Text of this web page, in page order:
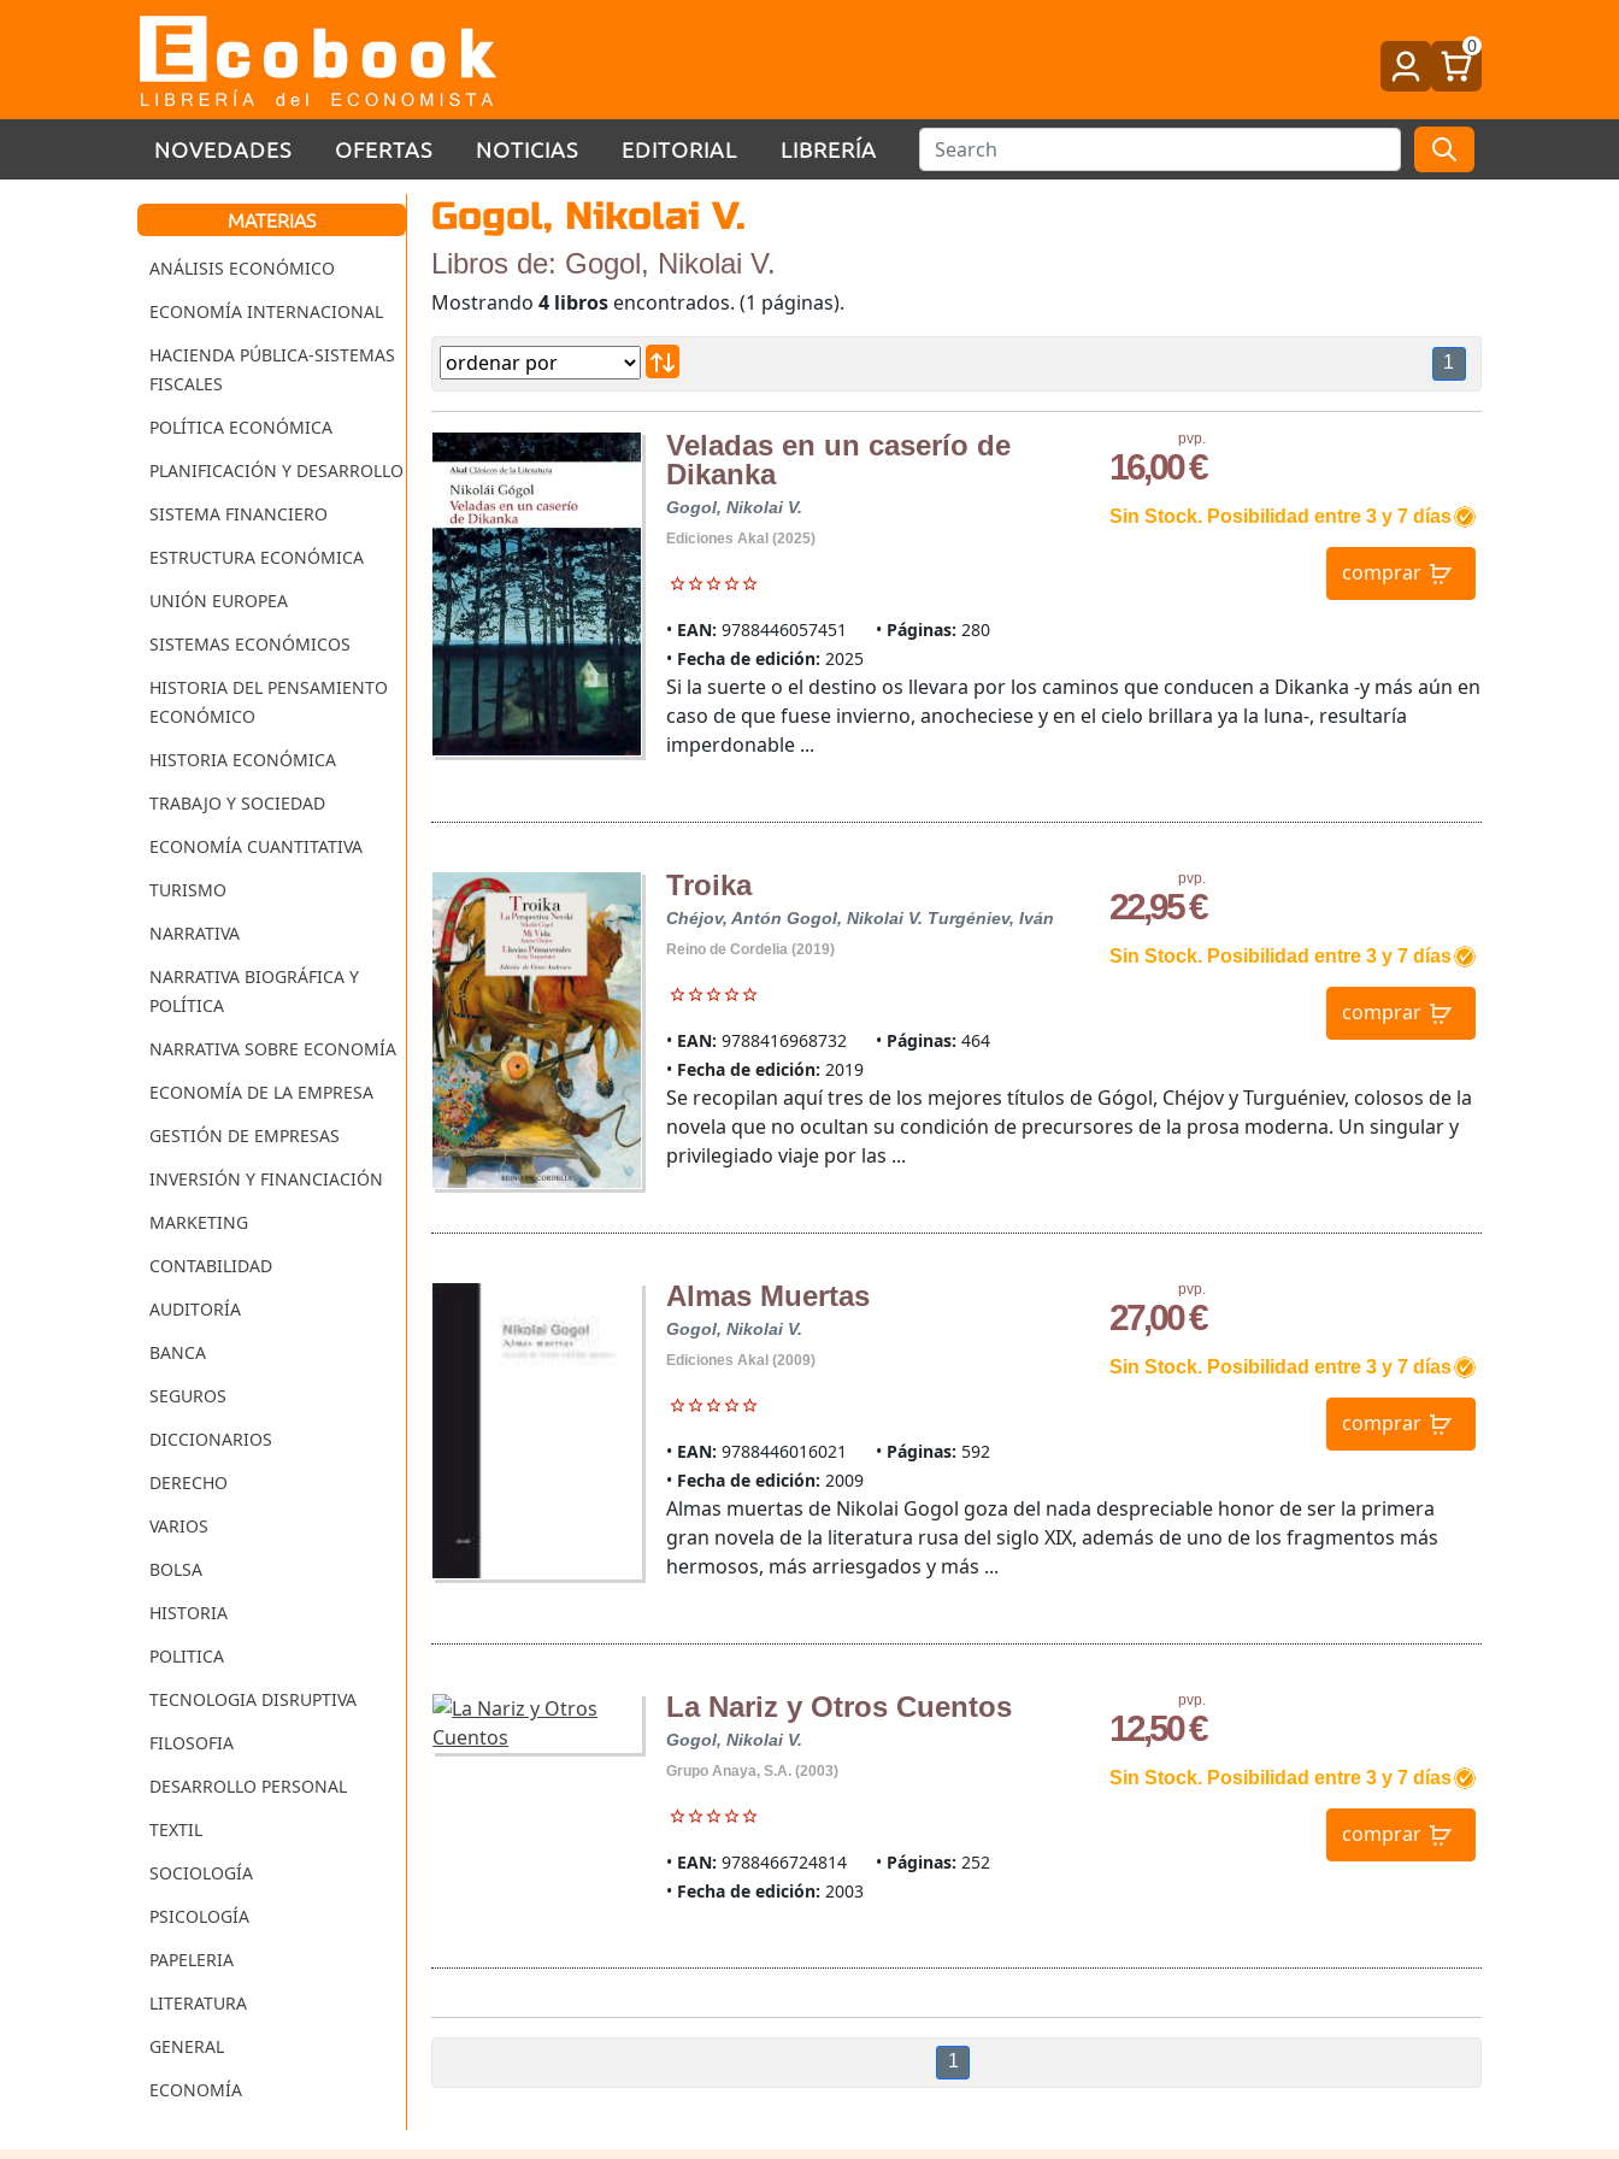
0
NOVEDADES OFERTAS NOTICIAS EDITORIAL LIBRERÍA
MATERIAS
ANÁLISIS ECONÓMICO
ECONOMÍA INTERNACIONAL
HACIENDA PÚBLICA-SISTEMAS
FISCALES
POLÍTICA ECONÓMICA
PLANIFICACIÓN Y DESARROLLO
SISTEMA FINANCIERO
ESTRUCTURA ECONÓMICA
UNIÓN EUROPEA
SISTEMAS ECONÓMICOS
HISTORIA DEL PENSAMIENTO
ECONÓMICO
HISTORIA ECONÓMICA
TRABAJO Y SOCIEDAD
ECONOMÍA CUANTITATIVA
TURISMO
NARRATIVA
NARRATIVA BIOGRÁFICA Y
POLÍTICA
NARRATIVA SOBRE ECONOMÍA
ECONOMÍA DE LA EMPRESA
GESTIÓN DE EMPRESAS
INVERSIÓN Y FINANCIACIÓN
MARKETING
CONTABILIDAD
AUDITORÍA
BANCA
SEGUROS
DICCIONARIOS
DERECHO
VARIOS
BOLSA
HISTORIA
POLITICA
TECNOLOGIA DISRUPTIVA
FILOSOFIA
DESARROLLO PERSONAL
TEXTIL
SOCIOLOGÍA
PSICOLOGÍA
PAPELERIA
LITERATURA
GENERAL
ECONOMÍA
Gogol, Nikolai V.
Libros de: Gogol, Nikolai V.
Mostrando4 libros encontrados. (1 páginas).
1
Veladas en un caserío de
Dikanka
Gogol, Nikolai V.
Ediciones Akal (2025)
EAN: 9788446057451 Páginas: 280
Fecha de edición: 2025
pvp.
16,00 €
Sin Stock. Posibilidad entre 3 y 7 días
comprar
Si la suerte o el destino os llevara por los caminos que conducen a Dikanka -y más aún en
caso de que fuese invierno, anocheciese y en el cielo brillara ya la luna-, resultaría
imperdonable ...
Troika
Chéjov, Antón Gogol, Nikolai V. Turgéniev, Iván
Reino de Cordelia (2019)
EAN: 9788416968732 Páginas: 464
Fecha de edición: 2019
pvp.
22,95 €
Sin Stock. Posibilidad entre 3 y 7 días
comprar
Se recopilan aquí tres de los mejores títulos de Gógol, Chéjov y Turguéniev, colosos de la
novela que no ocultan su condición de precursores de la prosa moderna. Un singular y
privilegiado viaje por las ...
Almas Muertas
Gogol, Nikolai V.
Ediciones Akal (2009)
EAN: 9788446016021 Páginas: 592
Fecha de edición: 2009
pvp.
27,00 €
Sin Stock. Posibilidad entre 3 y 7 días
comprar
Almas muertas de Nikolai Gogol goza del nada despreciable honor de ser la primera
gran novela de la literatura rusa del siglo XIX, además de uno de los fragmentos más
hermosos, más arriesgados y más ...
La Nariz y Otros Cuentos
Gogol, Nikolai V.
Grupo Anaya, S.A. (2003)
EAN: 9788466724814 Páginas: 252
Fecha de edición: 2003
pvp.
12,50 €
Sin Stock. Posibilidad entre 3 y 7 días
comprar
1